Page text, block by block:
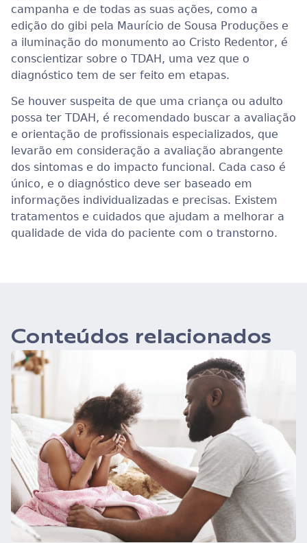
campanha e de todas as suas ações, como a
edição do gibi pela Maurício de Sousa Produções e
a iluminação do monumento ao Cristo Redentor, é
conscientizar sobre o TDAH, uma vez que o
diagnóstico tem de ser feito em etapas.
Se houver suspeita de que uma criança ou adulto
possa ter TDAH, é recomendado buscar a avaliação
e orientação de profissionais especializados, que
levarão em consideração a avaliação abrangente
dos sintomas e do impacto funcional. Cada caso é
único, e o diagnóstico deve ser baseado em
informações individualizadas e precisas. Existem
tratamentos e cuidados que ajudam a melhorar a
qualidade de vida do paciente com o transtorno.
Conteúdos relacionados